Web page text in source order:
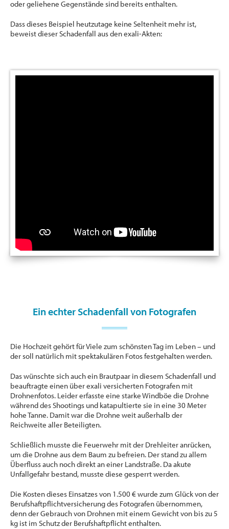
oder geliehene Gegenstände sind bereits enthalten.
Dass dieses Beispiel heutzutage keine Seltenheit mehr ist,
beweist dieser Schadenfall aus den exali-Akten:
Ein echter Schadenfall von Fotografen
Die Hochzeit gehört für Viele zum schönsten Tag im Leben – und
der soll natürlich mit spektakulären Fotos festgehalten werden.
Das wünschte sich auch ein Brautpaar in diesem Schadenfall und
beauftragte einen über exali versicherten Fotografen mit
Drohnenfotos. Leider erfasste eine starke Windböe die Drohne
während des Shootings und katapultierte sie in eine 30 Meter
hohe Tanne. Damit war die Drohne weit außerhalb der
Reichweite aller Beteiligten.
Schließlich musste die Feuerwehr mit der Drehleiter anrücken,
um die Drohne aus dem Baum zu befreien. Der stand zu allem
Überfluss auch noch direkt an einer Landstraße. Da akute
Unfallgefahr bestand, musste diese gesperrt werden.
Die Kosten dieses Einsatzes von 1.500 € wurde zum Glück von der
Berufshaftpflichtversicherung des Fotografen übernommen,
denn der Gebrauch von Drohnen mit einem Gewicht von bis zu 5
kg ist im Schutz der Berufshaftpflicht enthalten.